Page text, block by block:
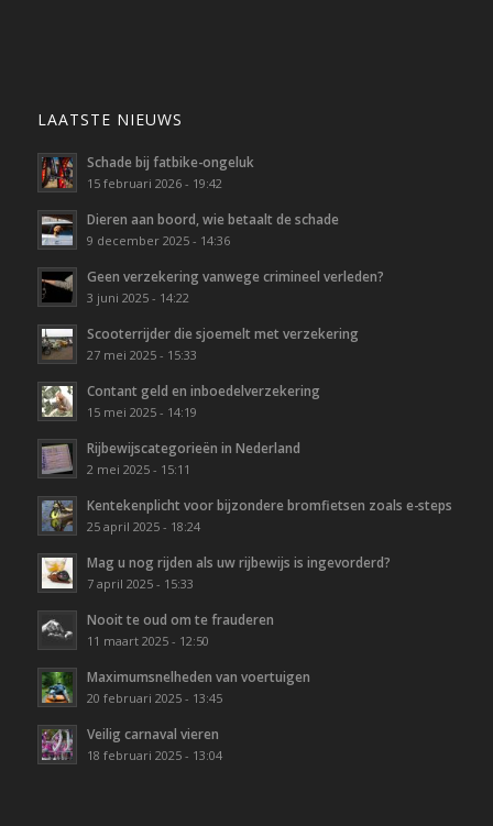
LAATSTE NIEUWS
Schade bij fatbike-ongeluk
15 februari 2026 - 19:42
Dieren aan boord, wie betaalt de schade
9 december 2025 - 14:36
Geen verzekering vanwege crimineel verleden?
3 juni 2025 - 14:22
Scooterrijder die sjoemelt met verzekering
27 mei 2025 - 15:33
Contant geld en inboedelverzekering
15 mei 2025 - 14:19
Rijbewijscategorieën in Nederland
2 mei 2025 - 15:11
Kentekenplicht voor bijzondere bromfietsen zoals e-steps
25 april 2025 - 18:24
Mag u nog rijden als uw rijbewijs is ingevorderd?
7 april 2025 - 15:33
Nooit te oud om te frauderen
11 maart 2025 - 12:50
Maximumsnelheden van voertuigen
20 februari 2025 - 13:45
Veilig carnaval vieren
18 februari 2025 - 13:04